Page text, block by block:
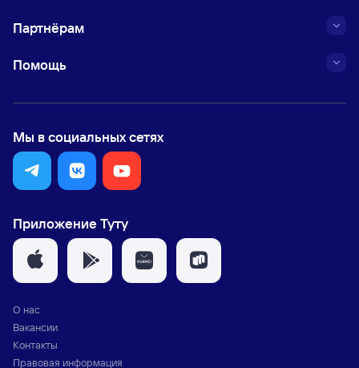
Партнёрам
Помощь
Мы в социальных сетях
Приложение Туту
О нас
Вакансии
Контакты
Правовая информация